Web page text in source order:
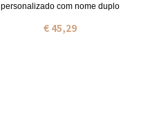
personalizado com nome duplo
€ 45,29